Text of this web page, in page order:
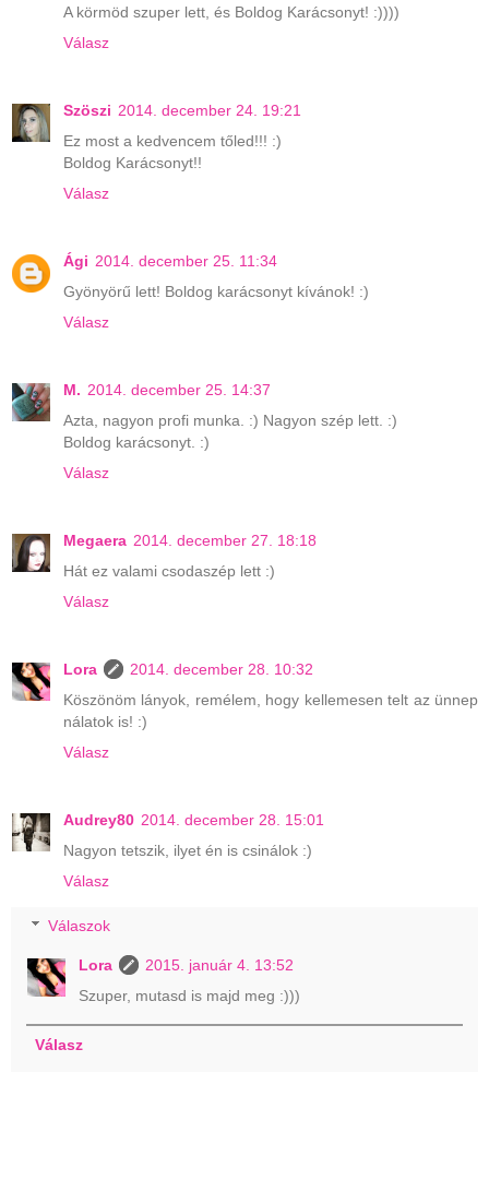
A körmöd szuper lett, és Boldog Karácsonyt! :))))
Válasz
Szöszi 2014. december 24. 19:21
Ez most a kedvencem tőled!!! :)
Boldog Karácsonyt!!
Válasz
Ági 2014. december 25. 11:34
Gyönyörű lett! Boldog karácsonyt kívánok! :)
Válasz
M. 2014. december 25. 14:37
Azta, nagyon profi munka. :) Nagyon szép lett. :)
Boldog karácsonyt. :)
Válasz
Megaera 2014. december 27. 18:18
Hát ez valami csodaszép lett :)
Válasz
Lora
2014. december 28. 10:32
Köszönöm lányok, remélem, hogy kellemesen telt az ünnep
nálatok is! :)
Válasz
Audrey80 2014. december 28. 15:01
Nagyon tetszik, ilyet én is csinálok :)
Válasz
Válaszok
Lora
2015. január 4. 13:52
Szuper, mutasd is majd meg :)))
Válasz